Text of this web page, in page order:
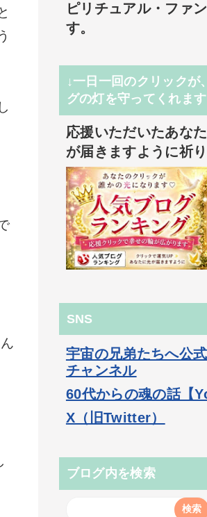
ピリチュアル・ファ
す。
↓一日一回のクリックが
グの灯を守ってくれます
応援いただいたあな
が届きますように祈
SNS
宇宙の兄弟たちへ公
チャンネル
60代からの魂の話【
X（旧Twitter）
ブログ内を検索